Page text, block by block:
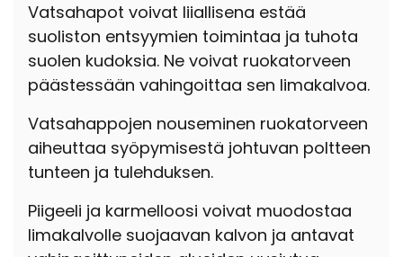
Vatsahapot voivat liiallisena estää
suoliston entsyymien toimintaa ja tuhota
suolen kudoksia. Ne voivat ruokatorveen
päästessään vahingoittaa sen limakalvoa.
Vatsahappojen nouseminen ruokatorveen
aiheuttaa syöpymisestä johtuvan poltteen
tunteen ja tulehduksen.
Piigeeli ja karmelloosi voivat muodostaa
limakalvolle suojaavan kalvon ja antavat